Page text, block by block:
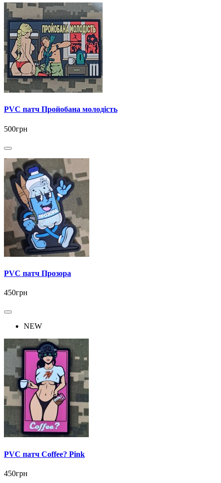
PVC патч Пройобана молодість
500грн
PVC патч Прозора
450грн
NEW
PVC патч Coffee? Pink
450грн